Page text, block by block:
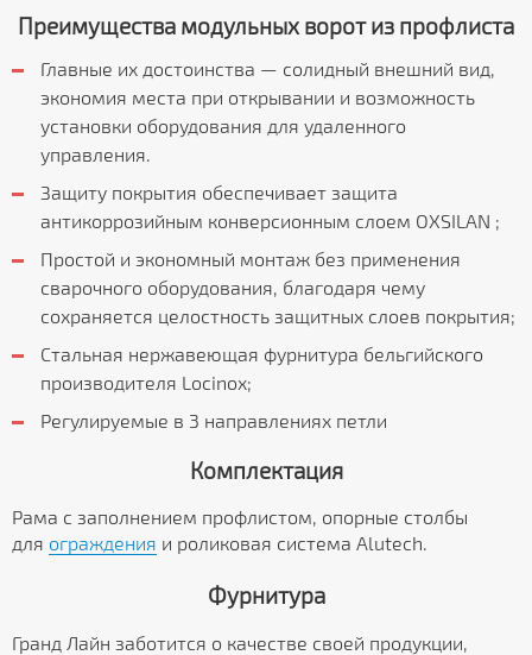
Преимущества модульных ворот из профлиста
Главные их достоинства — солидный внешний вид,
экономия места при открывании и возможность
установки оборудования для удаленного
управления.
Защиту покрытия обеспечивает защита
антикоррозийным конверсионным слоем OXSILAN ;
Простой и экономный монтаж без применения
сварочного оборудования, благодаря чему
сохраняется целостность защитных слоев покрытия;
Стальная нержавеющая фурнитура бельгийского
производителя Locinox;
Регулируемые в 3 направлениях петли
Комплектация
Рама с заполнением профлистом, опорные столбы
для ограждения и роликовая система Alutech.
Фурнитура
Гранд Лайн заботится о качестве своей продукции,